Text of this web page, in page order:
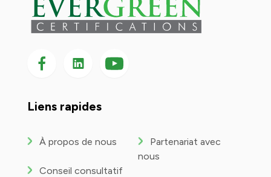
Suivez-nous sur Facebook
Suivez-nous sur LinkedIn
Suivez-
nous
Liens rapides
À propos de nous
Conseil consultatif
Partenariat avec
nous